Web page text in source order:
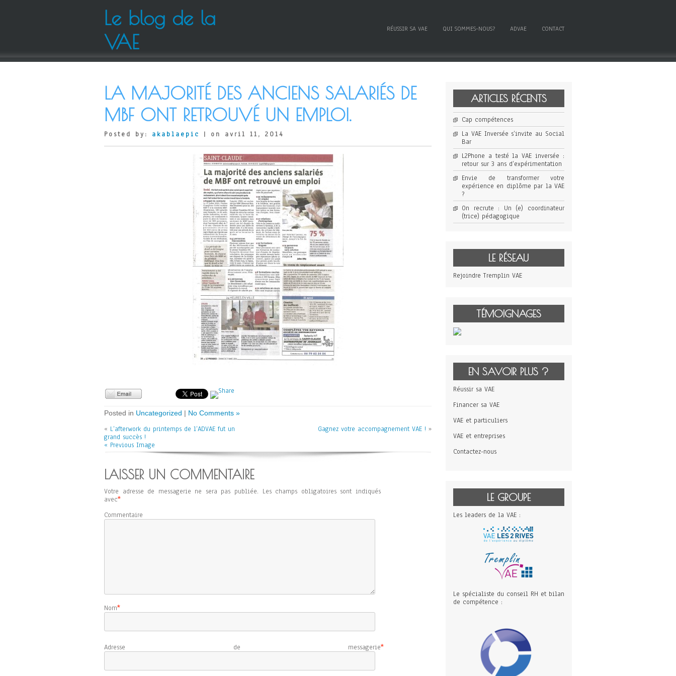
Le blog de la
VAE
RÉUSSIR SA VAE QUI SOMMES-NOUS? ADVAE CONTACT
LA MAJORITÉ DES ANCIENS SALARIÉS DE
MBF ONT RETROUVÉ UN EMPLOI.
Posted by: akablaepic | on avril 11, 2014
Posted in Uncategorized | No Comments »
« L’afterwork du printemps de l’ADVAE fut un
grand succès !
Gagnez votre accompagnement VAE ! »
« Previous Image
LAISSER UN COMMENTAIRE
Votre adresse de messagerie ne sera pas publiée. Les champs obligatoires sont indiqués
avec*
Commentaire
Nom*
Adresse de messagerie*
ARTICLES RÉCENTS
Cap compétences
La VAE Inversée s’invite au Social
Bar
L2Phone a testé la VAE inversée :
retour sur 3 ans d’expérimentation
Envie de transformer votre
expérience en diplôme par la VAE
?
On recrute : Un (e) coordinateur
(trice) pédagogique
LE RÉSEAU
Rejoindre Tremplin VAE
TÉMOIGNAGES
EN SAVOIR PLUS ?
Réussir sa VAE
Financer sa VAE
VAE et particuliers
VAE et entreprises
Contactez-nous
LE GROUPE
Les leaders de la VAE :
Le spécialiste du conseil RH et bilan
de compétence :